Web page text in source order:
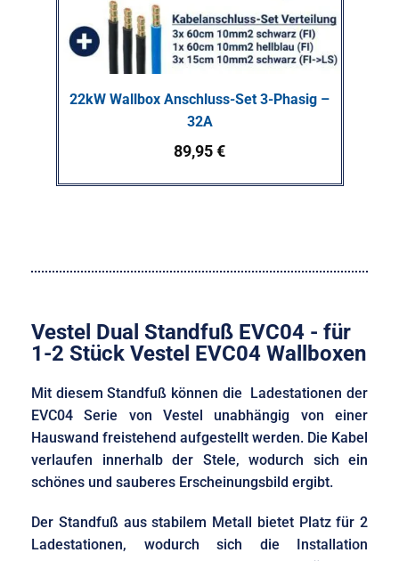
22kW Wallbox Anschluss-Set 3-Phasig –
32A
89,95€
Vestel Dual Standfuß EVC04 - für
1-2 Stück Vestel EVC04 Wallboxen
Mit diesem Standfuß können die Ladestationen der
EVC04 Serie von Vestel unabhängig von einer
Hauswand freistehend aufgestellt werden. Die Kabel
verlaufen innerhalb der Stele, wodurch sich ein
schönes und sauberes Erscheinungsbild ergibt.
Der Standfuß aus stabilem Metall bietet Platz für 2
Ladestationen, wodurch sich die Installation